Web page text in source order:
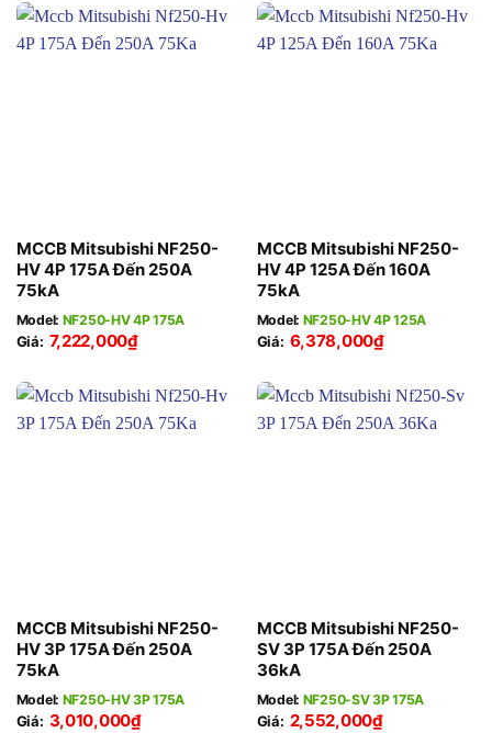
MCCB Mitsubishi NF250-
HV 4P 175A Đến 250A
75kA
Model: NF250-HV 4P 175A
Giá: 7,222,000₫
MCCB Mitsubishi NF250-
HV 4P 125A Đến 160A
75kA
Model: NF250-HV 4P 125A
Giá: 6,378,000₫
MCCB Mitsubishi NF250-
HV 3P 175A Đến 250A
75kA
Model: NF250-HV 3P 175A
Giá: 3,010,000₫
MCCB Mitsubishi NF250-
SV 3P 175A Đến 250A
36kA
Model: NF250-SV 3P 175A
Giá: 2,552,000₫